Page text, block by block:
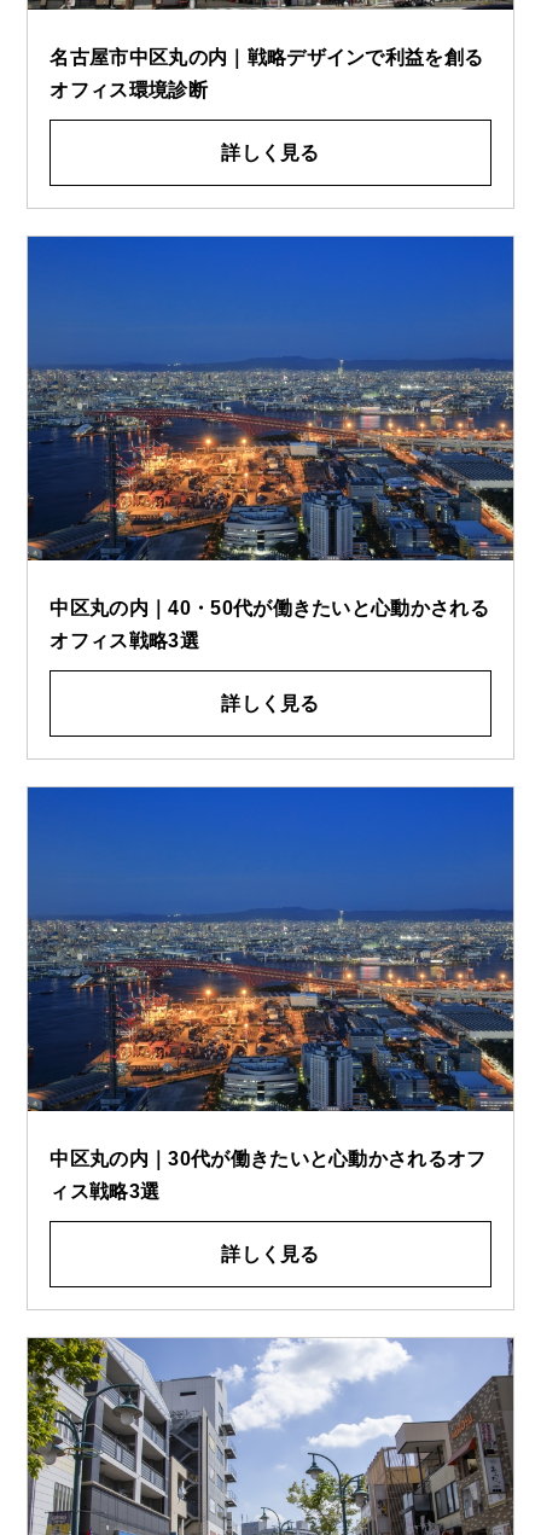
名古屋市中区丸の内｜戦略デザインで利益を創る
オフィス環境診断
詳しく見る
中区丸の内｜40・50代が働きたいと心動かされる
オフィス戦略3選
詳しく見る
中区丸の内｜30代が働きたいと心動かされるオフ
ィス戦略3選
詳しく見る